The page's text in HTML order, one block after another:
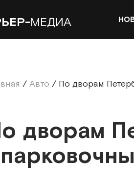
МЕДИА
/ Авто / По дворам
дворам